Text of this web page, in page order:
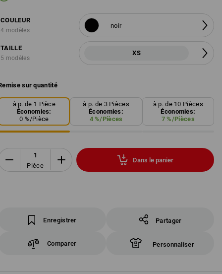
COULEUR
4 modèles
noir
TAILLE
5 modèles
XS
sur quantité
à p. de 1 Pièce
Économies:
0 %/Pièce
à p. de 3 Pièces
Économies:
4%/Pièces
à p. de 10 Pièces
Économies:
7 %/Pièces
Pièce
Dans le panier
Enregistrer Partager
Comparer Personnaliser